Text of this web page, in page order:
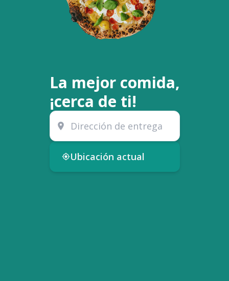
La mejor comida,
¡cerca de ti!
Ubicación actual